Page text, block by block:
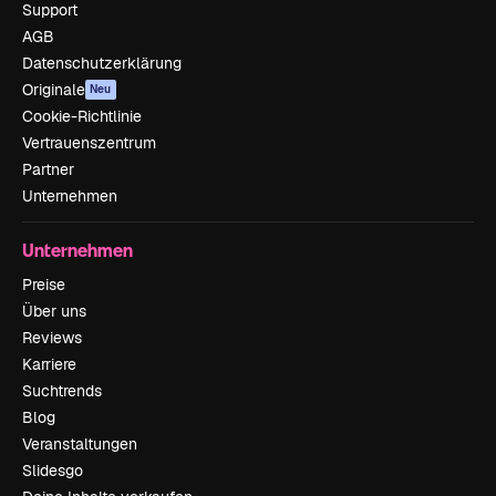
Support
AGB
Datenschutzerklärung
Originale Neu
Cookie-Richtlinie
Vertrauenszentrum
Partner
Unternehmen
Unternehmen
Preise
Über uns
Reviews
Karriere
Suchtrends
Blog
Veranstaltungen
Slidesgo